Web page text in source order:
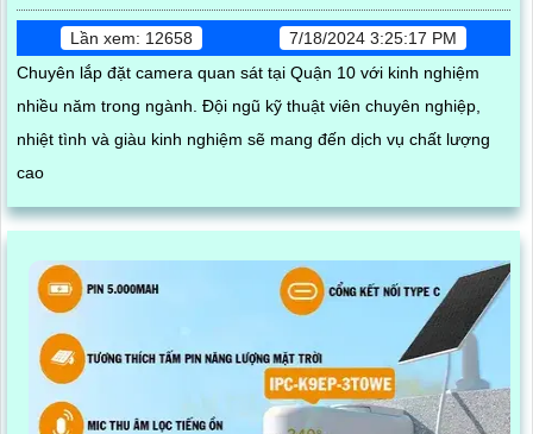
Lần xem: 12658
7/18/2024 3:25:17 PM
Chuyên lắp đặt camera quan sát tại Quận 10 với kinh nghiệm
nhiều năm trong ngành. Đội ngũ kỹ thuật viên chuyên nghiệp,
nhiệt tình và giàu kinh nghiệm sẽ mang đến dịch vụ chất lượng
cao